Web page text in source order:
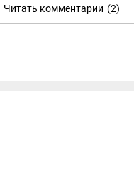
Читать комментарии (2)